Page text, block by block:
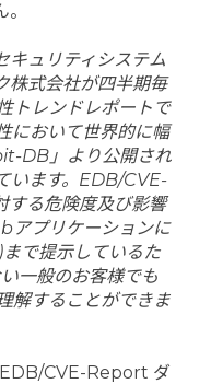
ュリティシステム
株式会社が四半期毎
トレンドレポートで
において世界的に幅
DB」より公開され
います。EDB/CVE-
る危険度及び影響
アプリケーションに
で提示しているた
一般のお客様でも
解することができま
CVE-Report ダ